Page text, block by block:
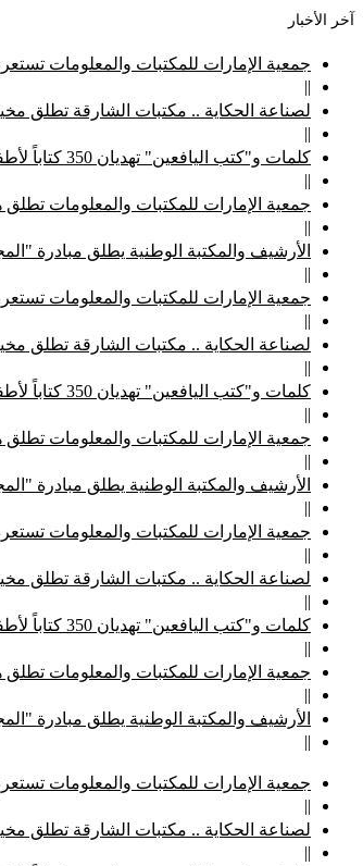
آخر الأخبار
جمعية الإمارات للمكتبات والمعلومات
||
لصناعة الحكاية .. مكتبات الشارقة تطلق
||
كلمات و"كتب اليافعين" تهديان 350 كتاباً لأطفال "الإمارات الإنسانية"
||
جمعية الإمارات للمكتبات والمعلومات تطلق
||
الأرشيف والمكتبة الوطنية يطلق مبادرة
||
جمعية الإمارات للمكتبات والمعلومات
||
لصناعة الحكاية .. مكتبات الشارقة تطلق
||
كلمات و"كتب اليافعين" تهديان 350 كتاباً لأطفال "الإمارات الإنسانية"
||
جمعية الإمارات للمكتبات والمعلومات تطلق
||
الأرشيف والمكتبة الوطنية يطلق مبادرة
||
جمعية الإمارات للمكتبات والمعلومات
||
لصناعة الحكاية .. مكتبات الشارقة تطلق
||
كلمات و"كتب اليافعين" تهديان 350 كتاباً لأطفال "الإمارات الإنسانية"
||
جمعية الإمارات للمكتبات والمعلومات تطلق
||
الأرشيف والمكتبة الوطنية يطلق مبادرة
||
جمعية الإمارات للمكتبات والمعلومات
||
لصناعة الحكاية .. مكتبات الشارقة تطلق
||